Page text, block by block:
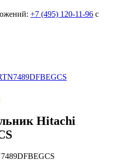
+7 (495) 120-11-96 с
Hitachi